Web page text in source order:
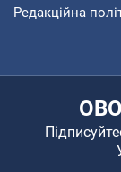
Редакційна